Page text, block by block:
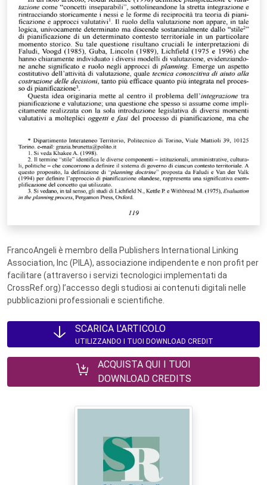
FrancoAngeli è membro della Publishers International Linking
Association, Inc (PILA), associazione indipendente e non profit per
facilitare (attraverso i servizi tecnologici implementati da
CrossRef.org) l’accesso degli studiosi ai contenuti digitali nelle
pubblicazioni professionali e scientifiche.
SCARICA L'ARTICOLO
UTILIZZANDO I TUOI DOWNLOAD CREDIT
ACQUISTA QUI I TUOI
DOWNLOAD CREDITS